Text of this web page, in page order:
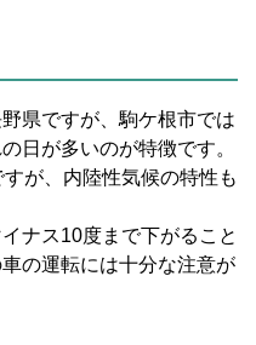
県ですが、駒ケ根市では
日が多いのが特徴です。
が、内陸性気候の特性も
ナス10度まで下がること
の運転には十分な注意が